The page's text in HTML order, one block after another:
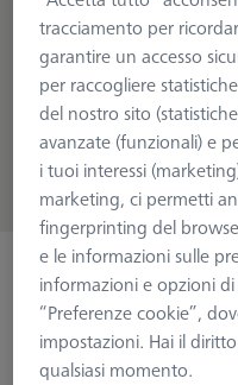
Possiamo produrre
immaginabili.
digitali in cui è
esigenze in modo
Richiedi
tracciamento per
garantire un accesso
per raccogliere
del nostro sito
avanzate (funzionali) e
i tuoi interessi
marketing, ci permetti
fingerprinting del
e le informazioni sulle
informazioni e opzioni
“Preferenze cookie”,
impostazioni. Hai il
qualsiasi momento.